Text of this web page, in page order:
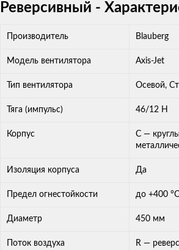
Реверсивный -
Производитель Blauberg
Модель вентилятора Axis-Jet
Тип вентилятора Осевой,
Тяга (импульс) 46/12 Н
Корпус
С —
Изоляция корпуса Да
Предел огнестойкости до +400
Диаметр 450 мм
Поток воздуха
R —